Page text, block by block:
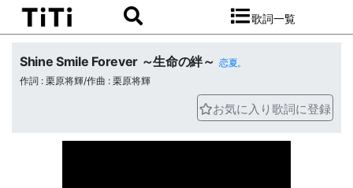
歌詞一覧
Shine Smile Forever ～生命の絆～ 恋夏。
作詞 : 栗原将輝/作曲 : 栗原将輝
お気に入り歌詞に登録